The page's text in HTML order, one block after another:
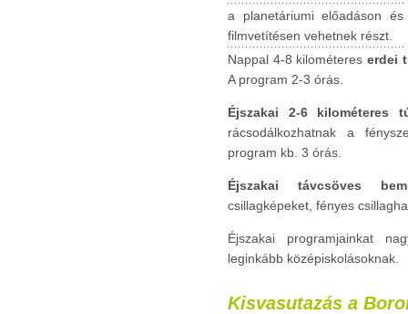
a planetáriumi előadáson és
filmvetítésen vehetnek részt.
Nappal 4-8 kilométereserdei
A program 2-3 órás.
Éjszakai 2-6 kilométeres
rácsodálkozhatnak a
program kb. 3 órás.
Éjszakai távcsöves
csillagképeket, fényes
Éjszakai programjainkat
leginkább középiskolásoknak.
Kisvasutazás a